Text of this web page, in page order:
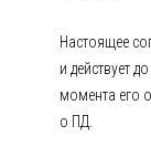
Настоящее
и действует
момента его
о ПД.